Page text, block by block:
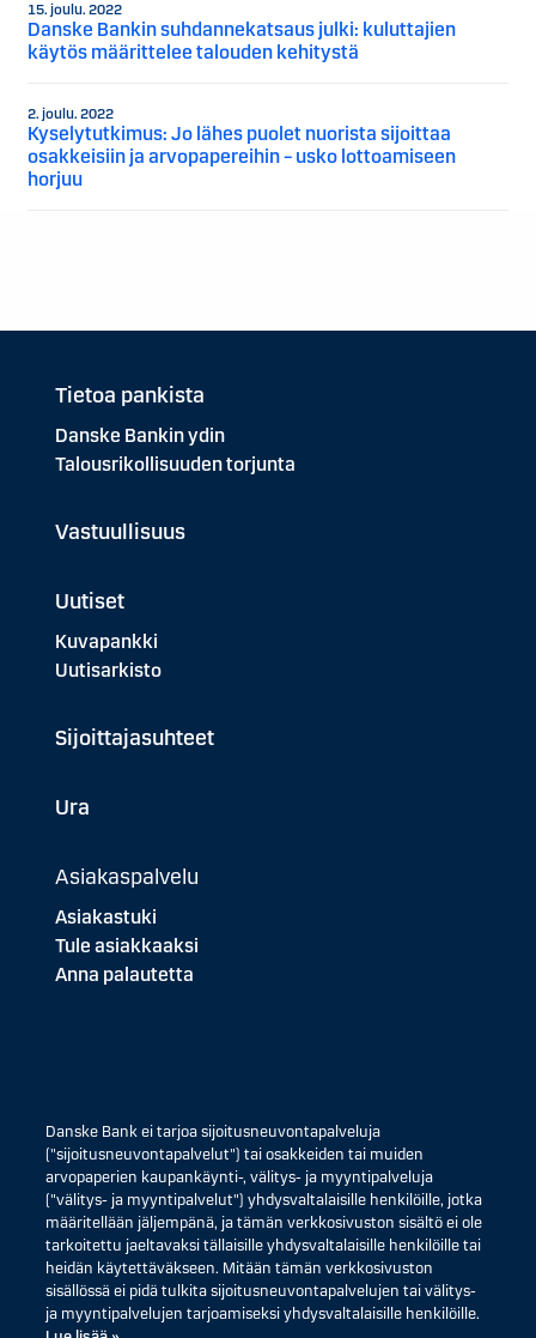
15. joulu. 2022
Danske Bankin suhdannekatsaus julki: kuluttajien
käytös määrittelee talouden kehitystä
2. joulu. 2022
Kyselytutkimus: Jo lähes puolet nuorista sijoittaa
osakkeisiin ja arvopapereihin – usko lottoamiseen
horjuu
Tietoa pankista
Danske Bankin ydin
Talousrikollisuuden torjunta
Vastuullisuus
Uutiset
Kuvapankki
Uutisarkisto
Sijoittajasuhteet
Ura
Asiakaspalvelu
Asiakastuki
Tule asiakkaaksi
Anna palautetta
Danske Bank ei tarjoa sijoitusneuvontapalveluja
("sijoitusneuvontapalvelut") tai osakkeiden tai muiden
arvopaperien kaupankäynti-, välitys- ja myyntipalveluja
("välitys- ja myyntipalvelut") yhdysvaltalaisille henkilöille, jotka
määritellään jäljempänä, ja tämän verkkosivuston sisältö ei ole
tarkoitettu jaeltavaksi tällaisille yhdysvaltalaisille henkilöille tai
heidän käytettäväkseen. Mitään tämän verkkosivuston
sisällössä ei pidä tulkita sijoitusneuvontapalvelujen tai välitys-
ja myyntipalvelujen tarjoamiseksi yhdysvaltalaisille henkilöille.